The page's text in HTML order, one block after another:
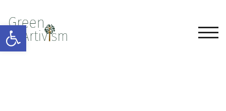
Open toolbar